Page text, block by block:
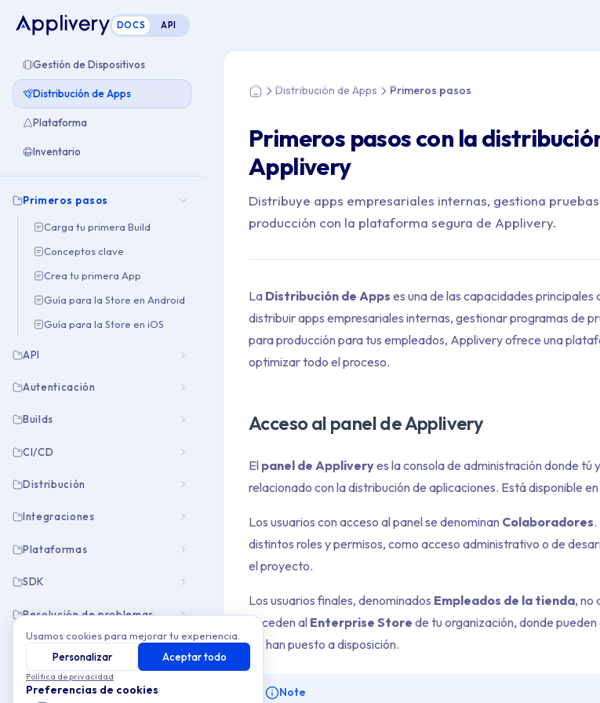
DOCS API
Gestión de Dispositivos
Distribución de Apps
Plataforma
Inventario
Primeros pasos
Carga tu primera Build
Conceptos clave
Crea tu primera App
Guía para la Store en Android
Guía para la Store en iOS
API
Autenticación
Builds
CI/CD
Distribución
Integraciones
Plataformas
SDK
Resolución de problemas
HomeDistribución de Apps Primeros pasos
Primeros pasos con la
Applivery
Distribuye apps empresariales internas, gestiona
producción con la plataforma segura de Applivery.
La Distribución de Apps es una de las capacidades
distribuir apps empresariales internas, gestionar programas de
para producción para tus empleados, Applivery ofrece una
optimizar todo el proceso.
Acceso al panel de Applivery
El panel de Appliveryes la consola de administración donde tú
relacionado con la distribución de aplicaciones. Está disponible en
Los usuarios con acceso al panel se denominan Colaboradores
distintos roles y permisos, como acceso administrativo o de
el proyecto.
Los usuarios finales, denominados Empleados de la tienda, no
acceden al Enterprise Store de tu organización, donde
les han puesto a disposición.
Note
Usamos cookies para mejorar tu experiencia.
Personalizar
Aceptar todo
Política de privacidad
Preferencias de cookies